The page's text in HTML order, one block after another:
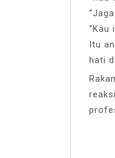
“Kau
Itu
hati